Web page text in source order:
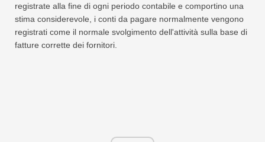
registrate alla fine di ogni periodo contabile e comportino una
stima considerevole, i conti da pagare normalmente vengono
registrati come il normale svolgimento dell'attività sulla base di
fatture corrette dei fornitori.